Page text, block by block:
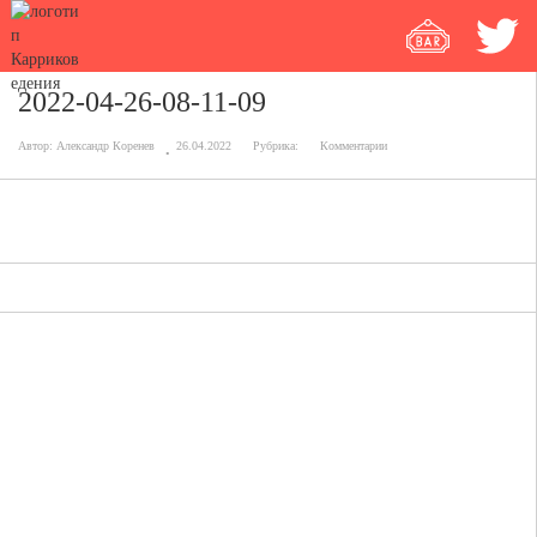
2022-04-26-08-11-09
Автор: Александр Коренев 26.04.2022 Рубрика: Комментарии